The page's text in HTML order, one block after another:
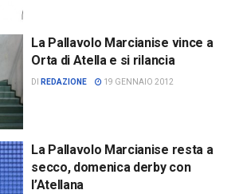
La Pallavolo Marcianise vince a
Orta di Atella e si rilancia
DI REDAZIONE 19 GENNAIO 2012
La Pallavolo Marcianise resta a
secco, domenica derby con
l’Atellana